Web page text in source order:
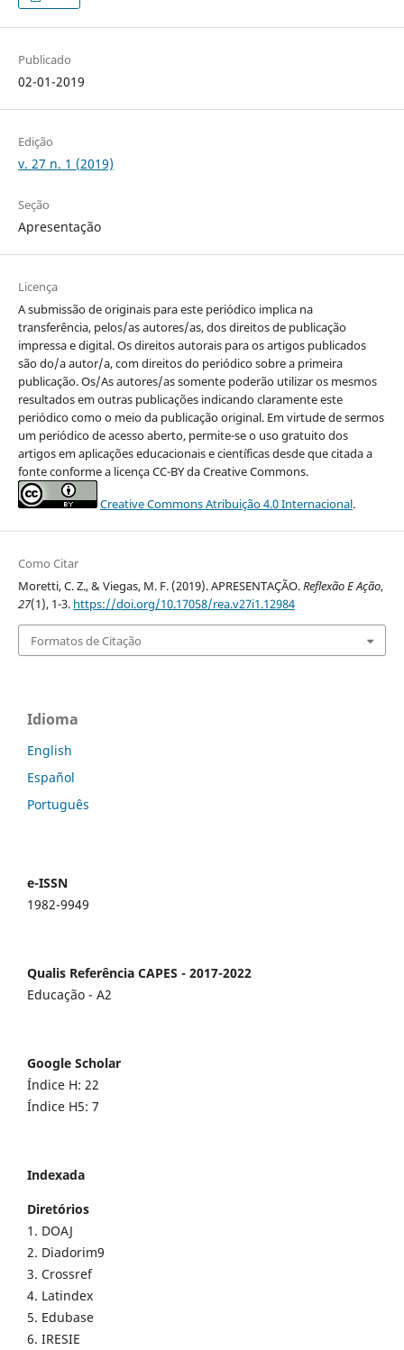
Publicado
02-01-2019
Edição
v. 27 n. 1 (2019)
Seção
Apresentação
Licença
A submissão de originais para este periódico implica na
transferência, pelos/as autores/as, dos direitos de publicação
impressa e digital. Os direitos autorais para os artigos publicados
são do/a autor/a, com direitos do periódico sobre a primeira
publicação. Os/As autores/as somente poderão utilizar os mesmos
resultados em outras publicações indicando claramente este
periódico como o meio da publicação original. Em virtude de sermos
um periódico de acesso aberto, permite-se o uso gratuito dos
artigos em aplicações educacionais e científicas desde que citada a
fonte conforme a licença CC-BY da Creative Commons.
Creative Commons Atribuição 4.0 Internacional.
Como Citar
Moretti, C. Z., & Viegas, M. F. (2019). APRESENTAÇÃO.Reflexão E Ação,
27(1), 1-3. https://doi.org/10.17058/rea.v27i1.12984
Formatos de Citação
Idioma
English
Español
Português
e-ISSN
1982-9949
Qualis Referência CAPES - 2017-2022
Educação - A2
Google Scholar
Índice H: 22
Índice H5: 7
Indexada
Diretórios
1. DOAJ
2. Diadorim9
3. Crossref
4. Latindex
5. Edubase
6. IRESIE